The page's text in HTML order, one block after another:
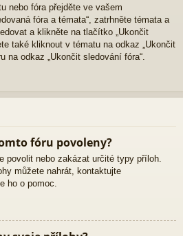
nebo fóra přejděte ve vašem
fóra a témata“, zatrhněte témata a
a klikněte na tlačítko „Ukončit
také kliknout v tématu na odkaz „Ukončit
na odkaz „Ukončit sledování fóra“.
fóru povoleny?
povolit nebo zakázat určité typy příloh.
můžete nahrát, kontaktujte
ho o pomoc.